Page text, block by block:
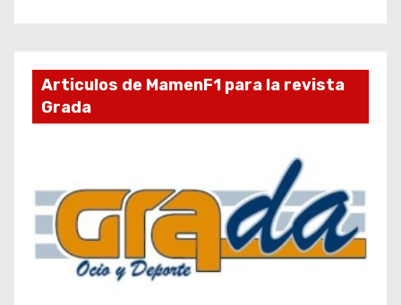
Articulos de MamenF1 para la revista
Grada